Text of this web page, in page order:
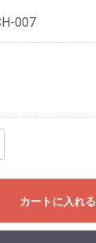
007
カートに入れる